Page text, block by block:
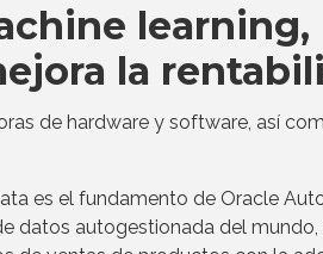
learning,
la
de hardware y software, así
es el fundamento de Oracle
datos autogestionada del mundo,